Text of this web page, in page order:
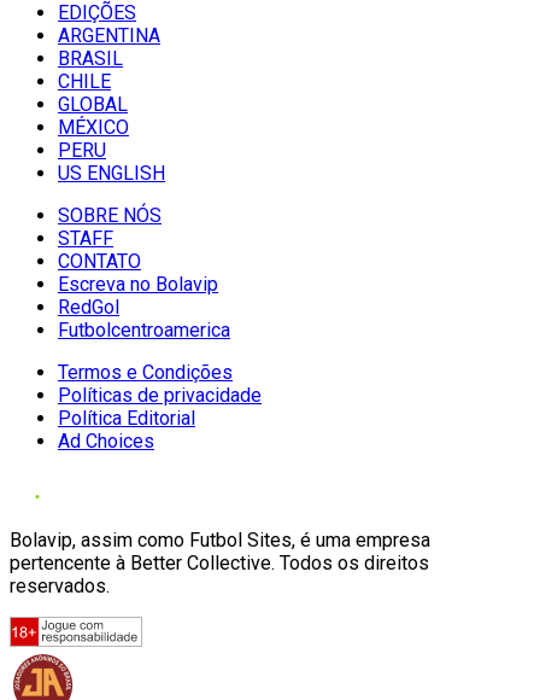
EDIÇÕES
ARGENTINA
BRASIL
CHILE
GLOBAL
MÉXICO
PERU
US ENGLISH
SOBRE NÓS
STAFF
CONTATO
Escreva no Bolavip
RedGol
Futbolcentroamerica
Termos e Condições
Políticas de privacidade
Política Editorial
Ad Choices
Bolavip, assim como Futbol Sites, é uma empresa
pertencente à Better Collective. Todos os direitos
reservados.